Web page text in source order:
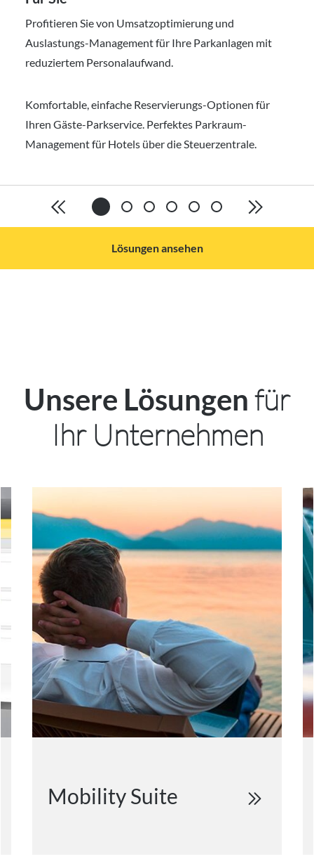
Profitieren Sie von Umsatzoptimierung und
Auslastungs-Management für Ihre Parkanlagen mit
reduziertem Personalaufwand.
Komfortable, einfache Reservierungs-Optionen für
Ihren Gäste-Parkservice. Perfektes Parkraum-
Management für Hotels über die Steuerzentrale.
Lösungen ansehen
Unsere Lösungen für
Ihr Unternehmen
Mobility Suite